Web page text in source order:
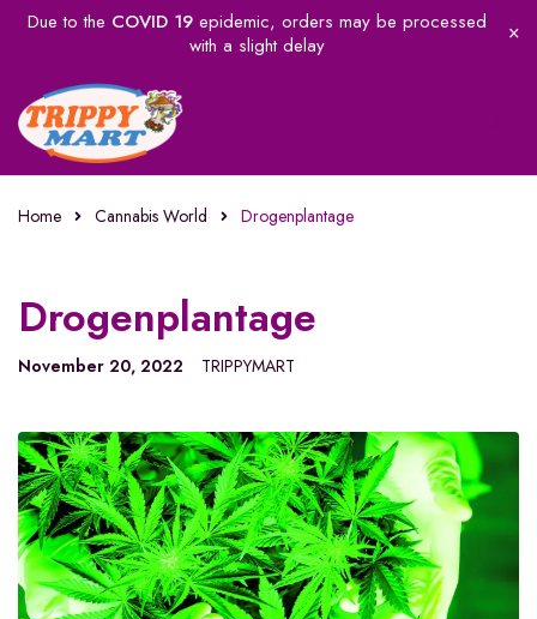
Due to the COVID 19epidemic, orders may be processed
with a slight delay
Home Cannabis World Drogenplantage
Drogenplantage
November 20, 2022 TRIPPYMART